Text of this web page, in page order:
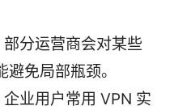
分运营商会对某些
免局部瓶颈。
业用户常用 VPN 实